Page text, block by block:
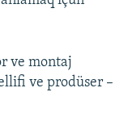
ve montaj
ve prodüser –